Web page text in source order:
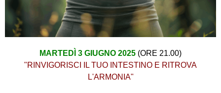
MARTEDÌ 3 GIUGNO 2025 (ORE 21.00)
"RINVIGORISCI IL TUO INTESTINO E RITROVA
L'ARMONIA"